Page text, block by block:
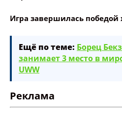
Ваше имя
Название сообщения
Игра завершилась победой
Ещё по теме: Борец
занимает 3 место в
UWW
Реклама